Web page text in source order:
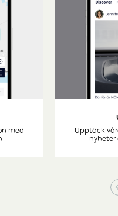
med
Upptäck
nyheter